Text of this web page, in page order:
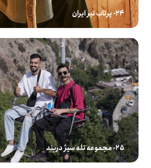
24- پرتاب تبر ایران
25- مجموعه تله سیژ دربند